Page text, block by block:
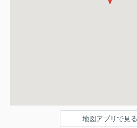
地図アプリで見る